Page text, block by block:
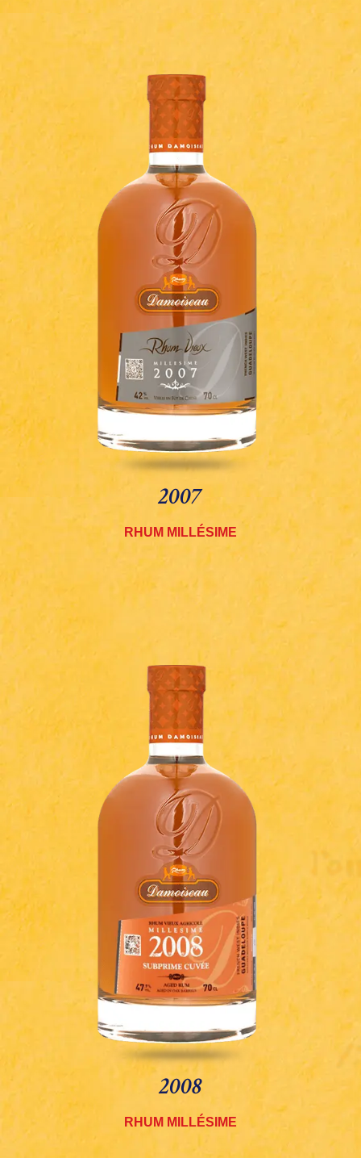
2007
RHUM MILLÉSIME
2008
RHUM MILLÉSIME